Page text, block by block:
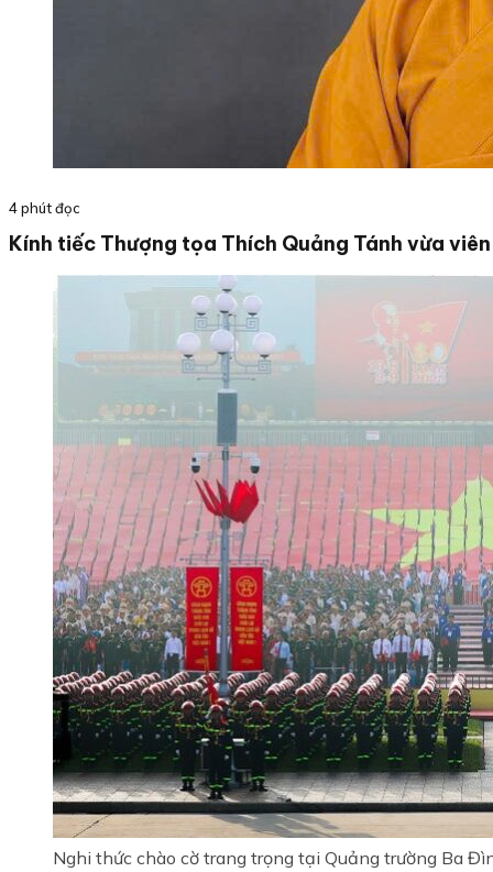
4 phút đọc
Kính tiếc Thượng tọa Thích Quảng Tánh vừa
Nghi thức chào cờ trang trọng tại Quảng trường Ba